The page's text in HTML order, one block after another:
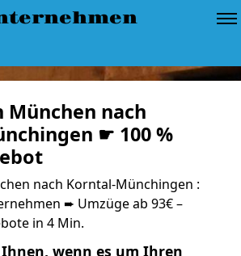
München nach
☛ 100 %
nach Korntal-Münchingen :
➨ Umzüge ab 93€ –
in 4 Min.
wenn es um Ihren